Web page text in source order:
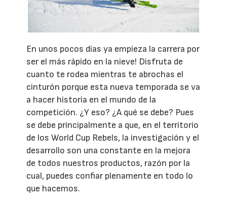
En unos pocos días ya empieza la carrera por
ser el más rápido en la nieve! Disfruta de
cuanto te rodea mientras te abrochas el
cinturón porque esta nueva temporada se va
a hacer historia en el mundo de la
competición. ¿Y eso? ¿A qué se debe? Pues
se debe principalmente a que, en el territorio
de los World Cup Rebels, la investigación y el
desarrollo son una constante en la mejora
de todos nuestros productos, razón por la
cual, puedes confiar plenamente en todo lo
que hacemos.